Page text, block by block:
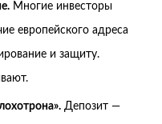
Многие инвесторы
европейского адреса
и защиту.
Депозит —